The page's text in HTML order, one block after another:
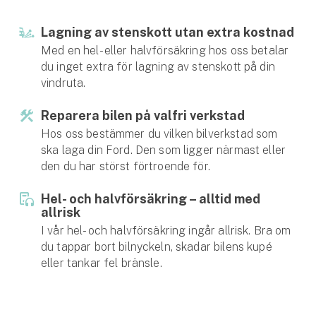
Jakthundsförsäkring
Kattförsäkring
Djurförsäkring
Hem & hus
Hemförsäkring
Villaförsäkring
Bostadsrättsförsäkring
Lagning av stenskott utan extra kostnad
Med en hel- eller halvförsäkring hos oss betalar
du inget extra för lagning av stenskott på din
vindruta.
Reparera bilen på valfri verkstad
Hos oss bestämmer du vilken bilverkstad som
ska laga din Ford. Den som ligger närmast eller
den du har störst förtroende för.
Hel- och halvförsäkring ­– alltid med
allrisk
I vår hel- och halvförsäkring ingår allrisk. Bra om
du tappar bort bilnyckeln, skadar bilens kupé
eller tankar fel bränsle.